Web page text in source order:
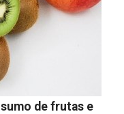
de frutas e